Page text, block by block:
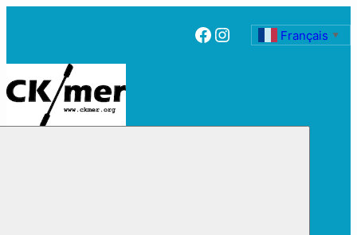
Facebook
InstagramFrançais ▼